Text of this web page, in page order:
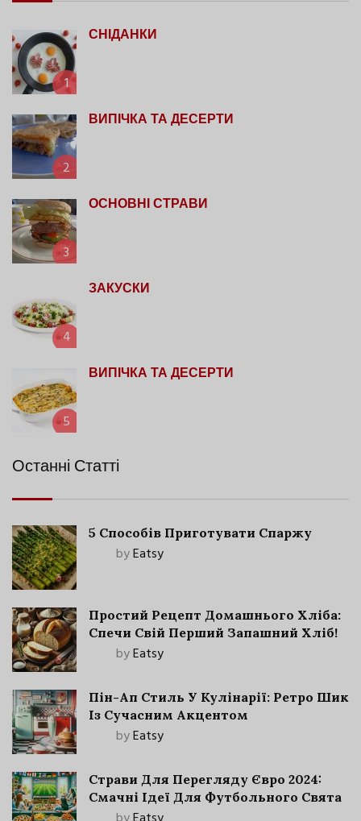
1
СНІДАНКИ
2
ВИПІЧКА ТА ДЕСЕРТИ
3
ОСНОВНІ СТРАВИ
4
ЗАКУСКИ
5
ВИПІЧКА ТА ДЕСЕРТИ
Останні Статті
5 Способів Приготувати Спаржу
byEatsy
Простий Рецепт Домашнього Хліба:
Спечи Свій Перший Запашний Хліб!
byEatsy
Пін-Ап Стиль У Кулінарії: Ретро Шик
Із Сучасним Акцентом
byEatsy
Страви Для Перегляду Євро 2024:
Смачні Ідеї Для Футбольного Свята